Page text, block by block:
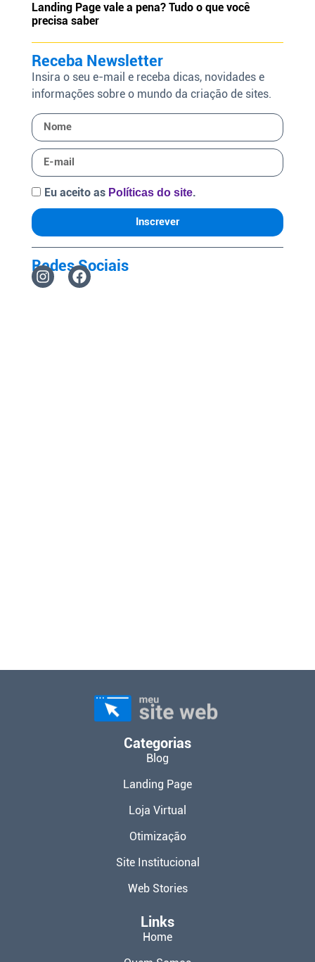
Landing Page vale a pena? Tudo o que você
precisa saber
Receba Newsletter
Insira o seu e-mail e receba dicas, novidades e
informações sobre o mundo da criação de sites.
Eu aceito as Políticas do site.
Inscrever
Redes Sociais
Categorias
Blog
Landing Page
Loja Virtual
Otimização
Site Institucional
Web Stories
Links
Home